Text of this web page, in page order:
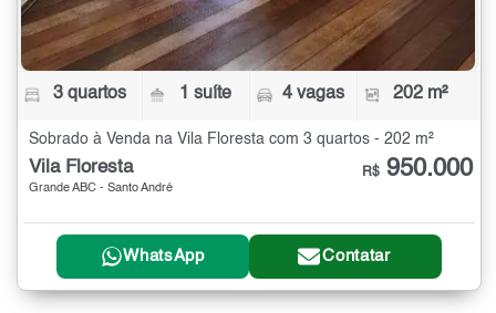
3 quartos 1 suíte 4 vagas 202 m²
Sobrado à Venda na Vila Floresta com 3 quartos - 202 m²
Vila Floresta
Grande ABC - Santo André
R$ 950.000
WhatsApp Contatar